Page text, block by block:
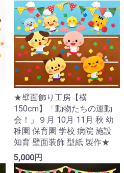
★壁面飾り工房【横
150cm】「動物たちの運動
会！」９月 10月 11月 秋 幼
稚園 保育園 学校 病院 施設
知育 壁面装飾 型紙 製作★
5,000円